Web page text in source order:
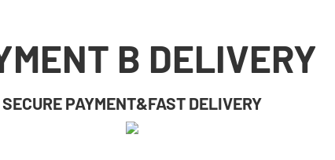
B DELIVERY
SECURE PAYMENT&FAST DELIVERY